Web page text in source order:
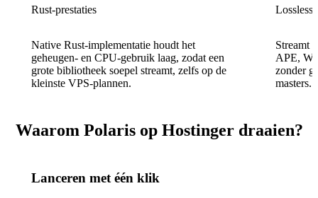
Rust-prestaties
Native Rust-implementatie houdt het
geheugen- en CPU-gebruik laag, zodat een
grote bibliotheek soepel streamt, zelfs op de
kleinste VPS-plannen.
Lossless
Streamt
APE,
zonder
masters.
Waarom Polaris op Hostinger draaien?
Lanceren met één klik